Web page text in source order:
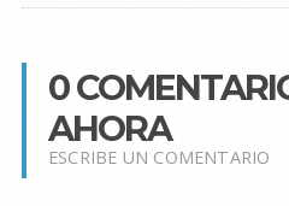
0
AHORA
ESCRIBE UN COMENTARIO